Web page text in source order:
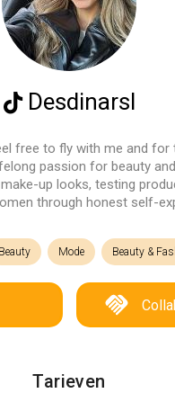
Desdinarsl
free to fly with me and for
passion for beauty
up looks, testing
through honest self-
Beauty Mode Beauty &
Tarieven